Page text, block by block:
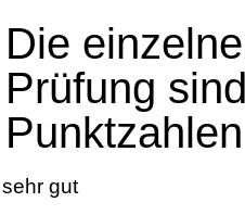
Die
Prüfung
sehr gut